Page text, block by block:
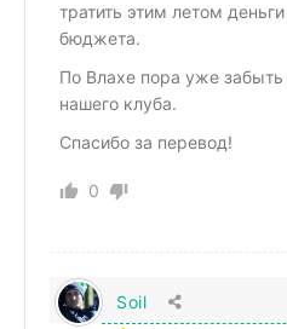
тратить этим летом
бюджета.
По Влахе пора уже
нашего клуба.
Спасибо за перевод!
0
Soil